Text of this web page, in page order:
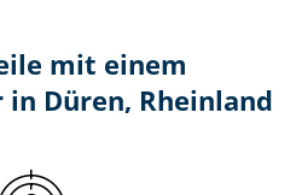
mit einem
Düren, Rheinland